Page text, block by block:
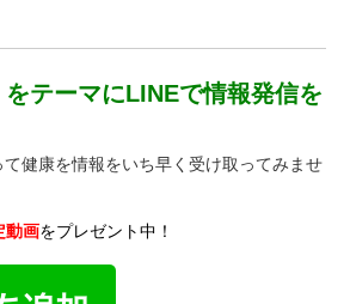
をテーマにLINEで情報発信を
健康を情報をいち早く受け取ってみませ
動画をプレゼント中！